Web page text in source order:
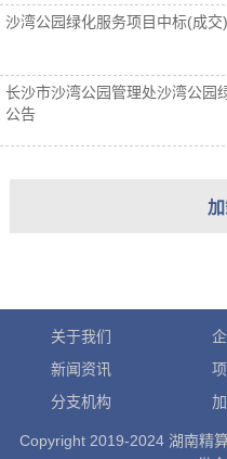
沙湾公园绿化服务项目中标(成交
长沙市沙湾公园管理处沙湾公园
公告
关于我们
新闻资讯
分支机构
Copyright 2019-2024 湖南精